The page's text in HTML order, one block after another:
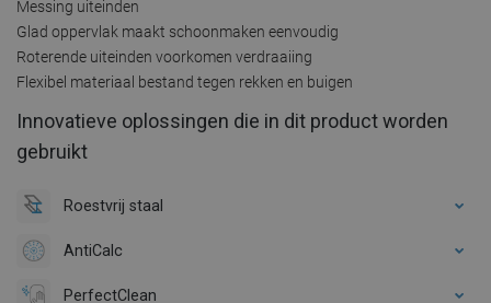
Messing uiteinden
Glad oppervlak maakt schoonmaken eenvoudig
Roterende uiteinden voorkomen verdraaiing
Flexibel materiaal bestand tegen rekken en buigen
Innovatieve oplossingen die in dit product worden
gebruikt
Roestvrij staal
AntiCalc
PerfectClean